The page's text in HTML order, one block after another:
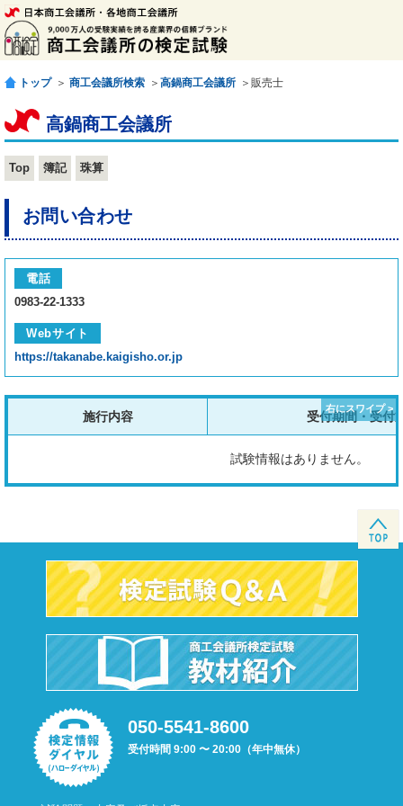
トップ ＞ 商工会議所検索 ＞ 高鍋商工会議所 ＞販売士
高鍋商工会議所
Top 簿記 珠算
お問い合わせ
電話
0983-22-1333
Webサイト
https://takanabe.kaigisho.or.jp
施行内容 受付期間・受付
試験情報はありません。
050-5541-8600
受付時間 9:00 〜 20:00（年中無休）